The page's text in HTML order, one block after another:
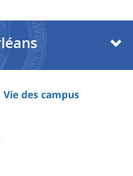
Vie des campus